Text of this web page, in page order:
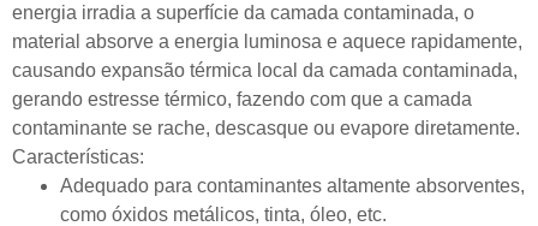
energia irradia a superfície da camada contaminada, o
material absorve a energia luminosa e aquece rapidamente,
causando expansão térmica local da camada contaminada,
gerando estresse térmico, fazendo com que a camada
contaminante se rache, descasque ou evapore diretamente.
Características:
Adequado para contaminantes altamente absorventes,
como óxidos metálicos, tinta, óleo, etc.